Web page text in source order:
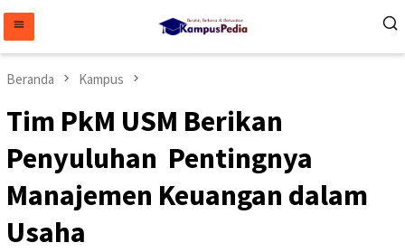
konten
Beranda Kampus
Tim PkM USM Berikan
Penyuluhan Pentingnya
Manajemen Keuangan dalam
Usaha